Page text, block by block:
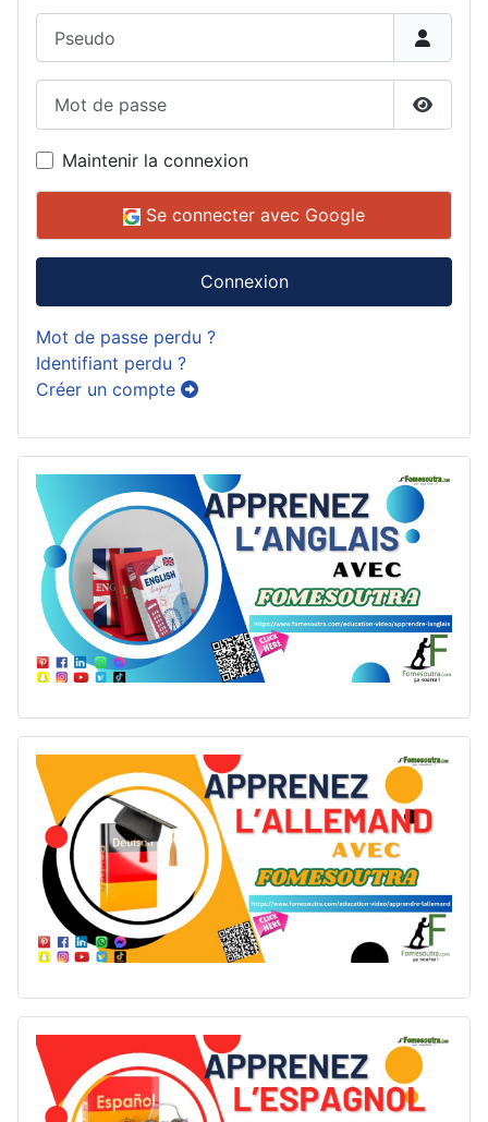
Maintenir la connexion
Se connecter avec Google
Connexion
Mot de passe perdu ?
Identifiant perdu ?
Créer un compte